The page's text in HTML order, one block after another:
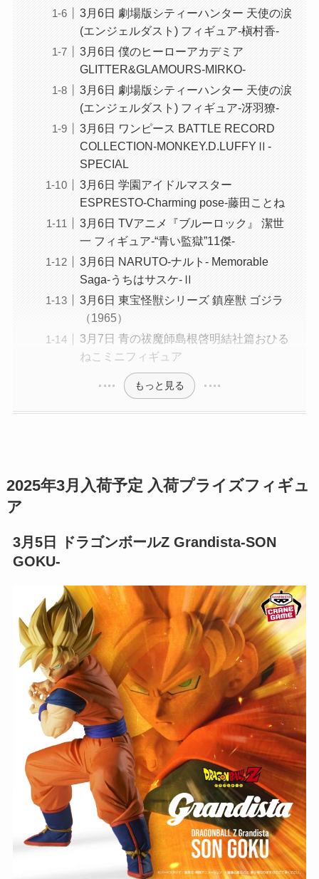
3月6日 劇場版シティーハンター 天使の涙
(エンジェルダスト) フィギュア-槇村香-
3月6日 僕のヒーローアカデミア
GLITTER&GLAMOURS-MIRKO-
3月6日 劇場版シティーハンター 天使の涙
(エンジェルダスト) フィギュア-冴羽獠-
3月6日 ワンピース BATTLE RECORD
COLLECTION-MONKEY.D.LUFFYⅡ-
SPECIAL
3月6日 学園アイドルマスター
ESPRESTO-Charming pose-藤田ことね
3月6日 TVアニメ『ブルーロック』 潔世
一 フィギュア-“青い監獄”11傑-
3月6日 NARUTO-ナルト- Memorable
Saga-うちはサスケ-Ⅱ
3月6日 東宝怪獣シリーズ 鎮座獣 ゴジラ
（1965）
3月7日 青の祓魔師島根啓明結社篇おひる
ねこミニフィギュア
もっと見る
2025年3月入荷予定 入荷プライズフィギュ
ア
3月5日
ドラゴンボールZ Grandista-SON
GOKU-